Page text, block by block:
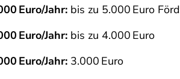
Euro/Jahr: bis zu 5.000 Euro
Euro/Jahr: bis zu 4.000 Euro
Euro/Jahr: 3.000 Euro